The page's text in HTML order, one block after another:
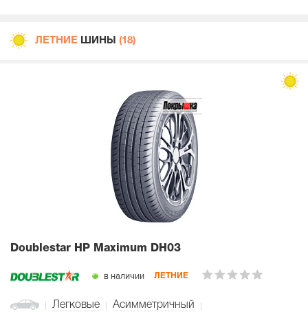
ЛЕТНИЕ ШИНЫ (18)
Doublestar HP Maximum DH03
в наличии ЛЕТНИЕ
Легковые Асимметричный